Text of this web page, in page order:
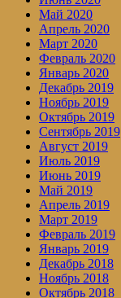
Май 2020
Апрель 2020
Март 2020
Февраль 2020
Январь 2020
Декабрь 2019
Ноябрь 2019
Октябрь 2019
Сентябрь 2019
Август 2019
Июль 2019
Июнь 2019
Май 2019
Апрель 2019
Март 2019
Февраль 2019
Январь 2019
Декабрь 2018
Ноябрь 2018
Октябрь 2018